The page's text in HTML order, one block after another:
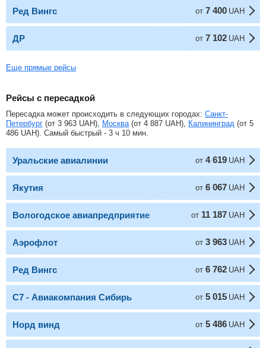
Ред Вингс от 7 400 UAH
ДР от 7 102 UAH
Еще прямые рейсы
Рейсы с пересадкой
Пересадка может происходить в следующих городах: Санкт-
Петербург (от 3 963 UAH), Москва (от 4 887 UAH), Калининград (от 5
486 UAH). Самый быстрый - 3 ч 10 мин.
Уральские авиалинии от 4 619 UAH
Якутия от 6 067 UAH
Вологодское авиапредприятие от 11 187 UAH
Аэрофлот от 3 963 UAH
Ред Вингс от 6 762 UAH
С7 - Авиакомпания Сибирь от 5 015 UAH
Норд винд от 5 486 UAH